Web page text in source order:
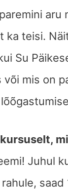
aru
ka teisi.
Su
või mis on
Juhul
saad